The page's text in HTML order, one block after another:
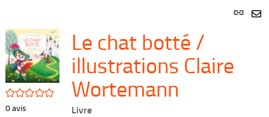
Lien
/5
0avis
Le chat botté /
illustrations Claire
Wortemann
Livre